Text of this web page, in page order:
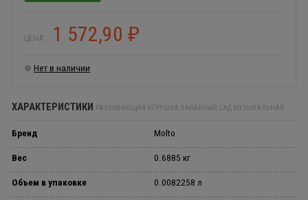
ЦЕНА: 1 572,90 ₽
Нет в наличии
ХАРАКТЕРИСТИКИ РАЗВИВАЮЩАЯ ИГРУШКА ЗАБАВНЫЙ САД МУЗЫКАЛЬНАЯ
Бренд Molto
Вес 0.6885 кг
Объем в упаковке 0.0082258 л